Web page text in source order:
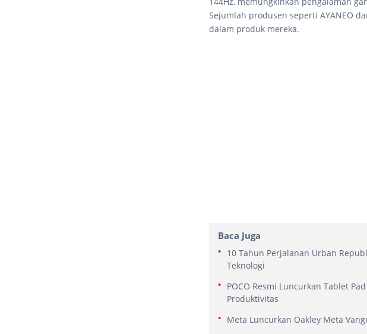
Sejumlah produsen seperti AYANEO
dalam produk mereka.
Baca Juga
10 Tahun Perjalanan Urban
Teknologi
POCO Resmi Luncurkan Tablet
Produktivitas
Meta Luncurkan Oakley Meta